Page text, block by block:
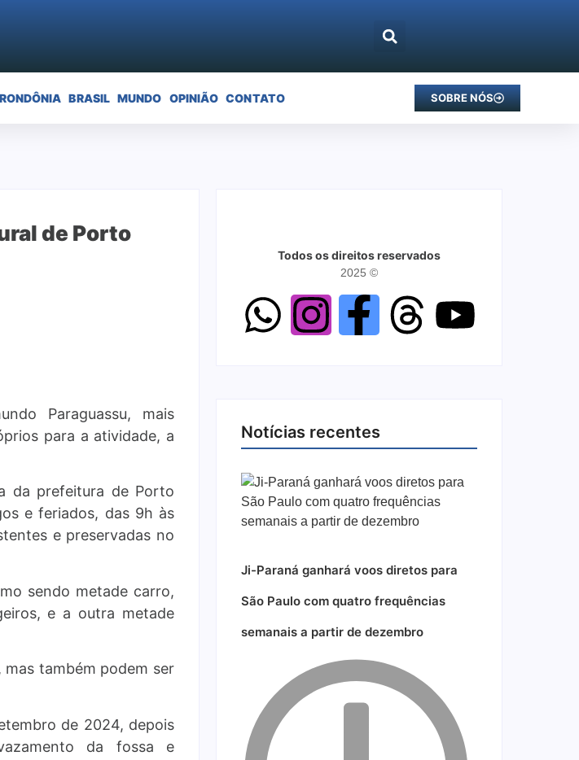
RONDÔNIA BRASIL MUNDO OPINIÃO CONTATO SOBRE NÓS
de Porto
Paraguassu, mais
para a atividade, a
da prefeitura de Porto
e feriados, das 9h às
e preservadas no
sendo metade carro,
e a outra metade
também podem ser
de 2024, depois
da fossa e
Todos os direitos reservados
2025 ©
Notícias recentes
Ji-Paraná ganhará voos diretos para
São Paulo com quatro frequências
semanais a partir de dezembro